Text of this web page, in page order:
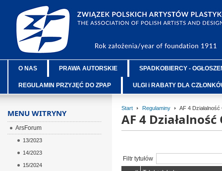
O NAS PRAWA AUTORSKIE SPADKOBIERCY -
REGULAMIN PRZYJĘĆ DO ZPAP ULGI i RABATY DLA
Start Regulaminy AF 4
AF 4
Filtr tytułów
MENU WITRYNY
ArsForum
13/2023
14/2023
15/2024